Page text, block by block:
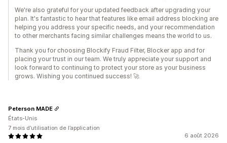
We're also grateful for your updated feedback after upgrading your
plan. It's fantastic to hear that features like email address blocking are
helping you address your specific needs, and your recommendation
to other merchants facing similar challenges means the world to us.
Thank you for choosing Blockify Fraud Filter, Blocker app and for
placing your trust in our team. We truly appreciate your support and
look forward to continuing to protect your store as your business
grows. Wishing you continued success! 🚀
6 août 2026
Peterson MADE
États-Unis
7 mois d’utilisation de l’application